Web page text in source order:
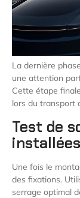
La dernière
une attention
Cette étape
lors du transport
Test de
installées
Une fois le
des fixations.
serrage optimal